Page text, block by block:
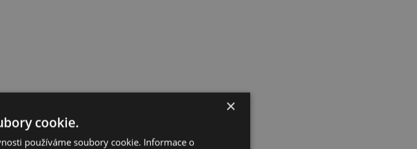
×
cookie.
používáme soubory cookie. Informace o